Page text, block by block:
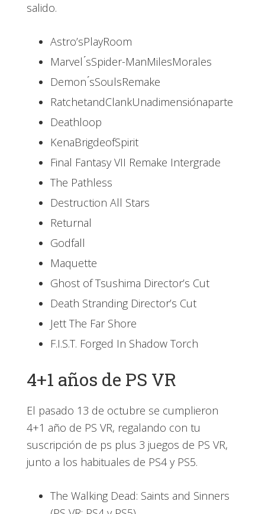
salido.
Astro’sPlayRoom
Marvel ́sSpider-ManMilesMorales
Demon ́sSoulsRemake
RatchetandClankUnadimensiónaparte
Deathloop
KenaBrigdeofSpirit
Final Fantasy VII Remake Intergrade
The Pathless
Destruction All Stars
Returnal
Godfall
Maquette
Ghost of Tsushima Director’s Cut
Death Stranding Director’s Cut
Jett The Far Shore
F.I.S.T. Forged In Shadow Torch
4+1 años de PS VR
El pasado 13 de octubre se cumplieron
4+1 año de PS VR, regalando con tu
suscripción de ps plus 3 juegos de PS VR,
junto a los habituales de PS4 y PS5.
The Walking Dead: Saints and Sinners